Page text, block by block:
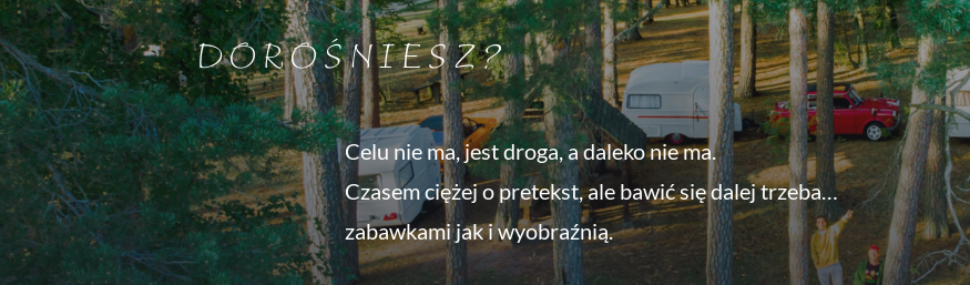
DOROŚNIESZ?
Celu nie ma, jest droga, a daleko nie ma.
Czasem ciężej o pretekst, ale bawić się dalej trzeba…
zabawkami jak i wyobraźnią.